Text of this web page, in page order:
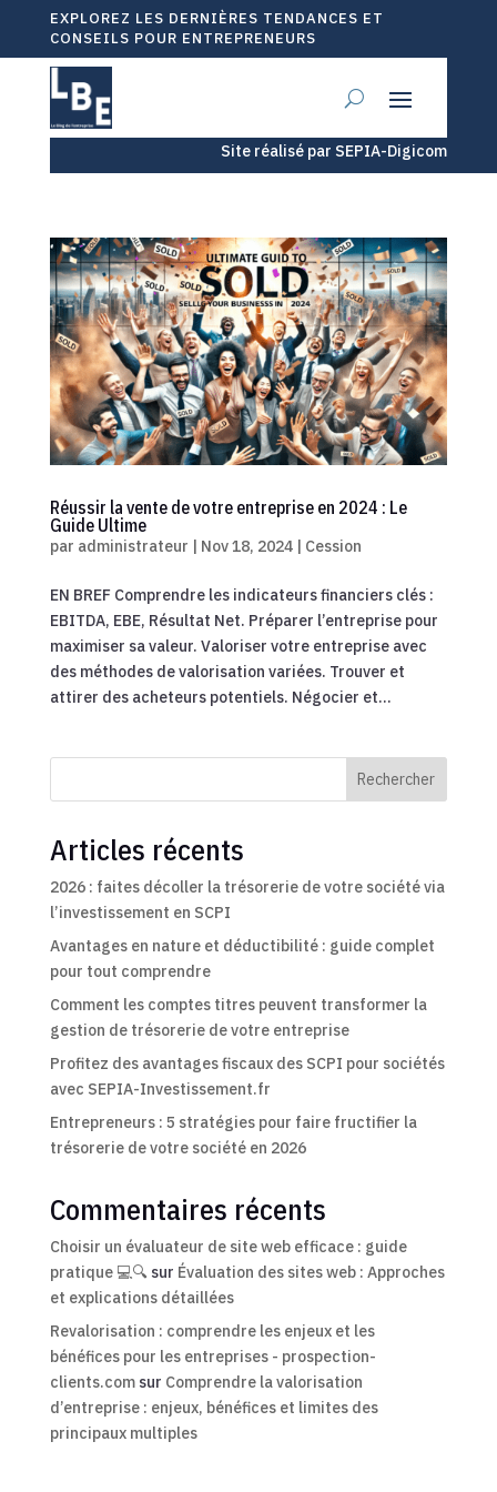
EXPLOREZ LES DERNIÈRES TENDANCES ET
CONSEILS POUR ENTREPRENEURS
Site réalisé par SEPIA-Digicom
Réussir la vente de votre entreprise en 2024 : Le
Guide Ultime
par administrateur | Nov 18, 2024| Cession
EN BREF Comprendre les indicateurs financiers clés :
EBITDA, EBE, Résultat Net. Préparer l’entreprise pour
maximiser sa valeur. Valoriser votre entreprise avec
des méthodes de valorisation variées. Trouver et
attirer des acheteurs potentiels. Négocier et...
Rechercher
Articles récents
2026 : faites décoller la trésorerie de votre société via
l’investissement en SCPI
Avantages en nature et déductibilité : guide complet
pour tout comprendre
Comment les comptes titres peuvent transformer la
gestion de trésorerie de votre entreprise
Profitez des avantages fiscaux des SCPI pour sociétés
avec SEPIA-Investissement.fr
Entrepreneurs : 5 stratégies pour faire fructifier la
trésorerie de votre société en 2026
Commentaires récents
Choisir un évaluateur de site web efficace : guide
pratique 💻🔍 sur Évaluation des sites web : Approches
et explications détaillées
Revalorisation : comprendre les enjeux et les
bénéfices pour les entreprises - prospection-
clients.comsur Comprendre la valorisation
d’entreprise : enjeux, bénéfices et limites des
principaux multiples